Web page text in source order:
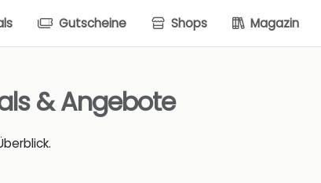
Gutscheine Shops Magazin
& Angebote